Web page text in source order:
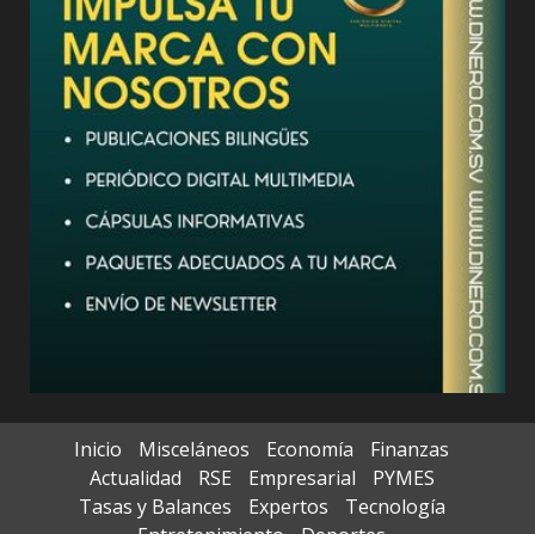
Inicio Misceláneos Economía
Finanzas
Actualidad
RSE Empresarial
PYMES
Tasas y Balances
Expertos
Tecnología